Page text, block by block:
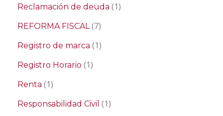
Reclamación de deuda (1)
REFORMA FISCAL (7)
Registro de marca (1)
Registro Horario (1)
Renta (1)
Responsabilidad Civil (1)